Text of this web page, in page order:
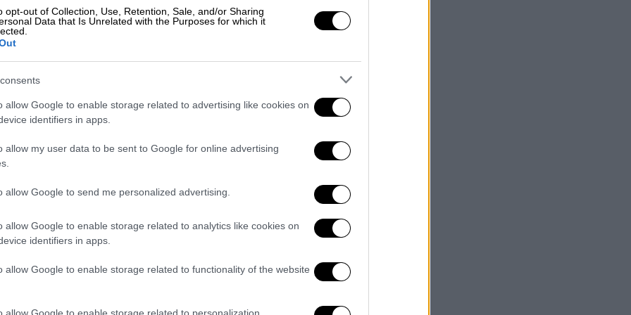
opt-out of Collection, Use, Retention, Sale, and/or Sharing
Data that Is Unrelated with the Purposes for which it
allow Google to enable storage related to advertising like cookies on
identifiers in apps.
allow my user data to be sent to Google for online advertising
allow Google to send me personalized advertising.
allow Google to enable storage related to analytics like cookies on
identifiers in apps.
allow Google to enable storage related to functionality of the website
Εκπαιδευτικής Πολιτικής για το
εκπαιδευτικών, η
να μείνει. Συνεχίζοντας καθοριστικά
σχηματίστηκαν από τους
μονάδας δίνοντας πνοή στο
κάθε μέρα το πρωί στις επτά. Τρώει
χαιρετισμούς με τους
χαιρετισμούς αν κάποιες φορές κατά
εμπόδια στην είσοδο της στο σύστημα.
το πρόβλημα που προέκυψε
μάθηση. Η υπερφόρτωση στο
ευθύνεται για τις δυσκολίες που
οι οποίοι προσπάθησαν να
συστήματος από τον πάροχο της
οι προγραμματισμένες ψηφιακές
εκπαιδευτικών δευτεροβάθμιας